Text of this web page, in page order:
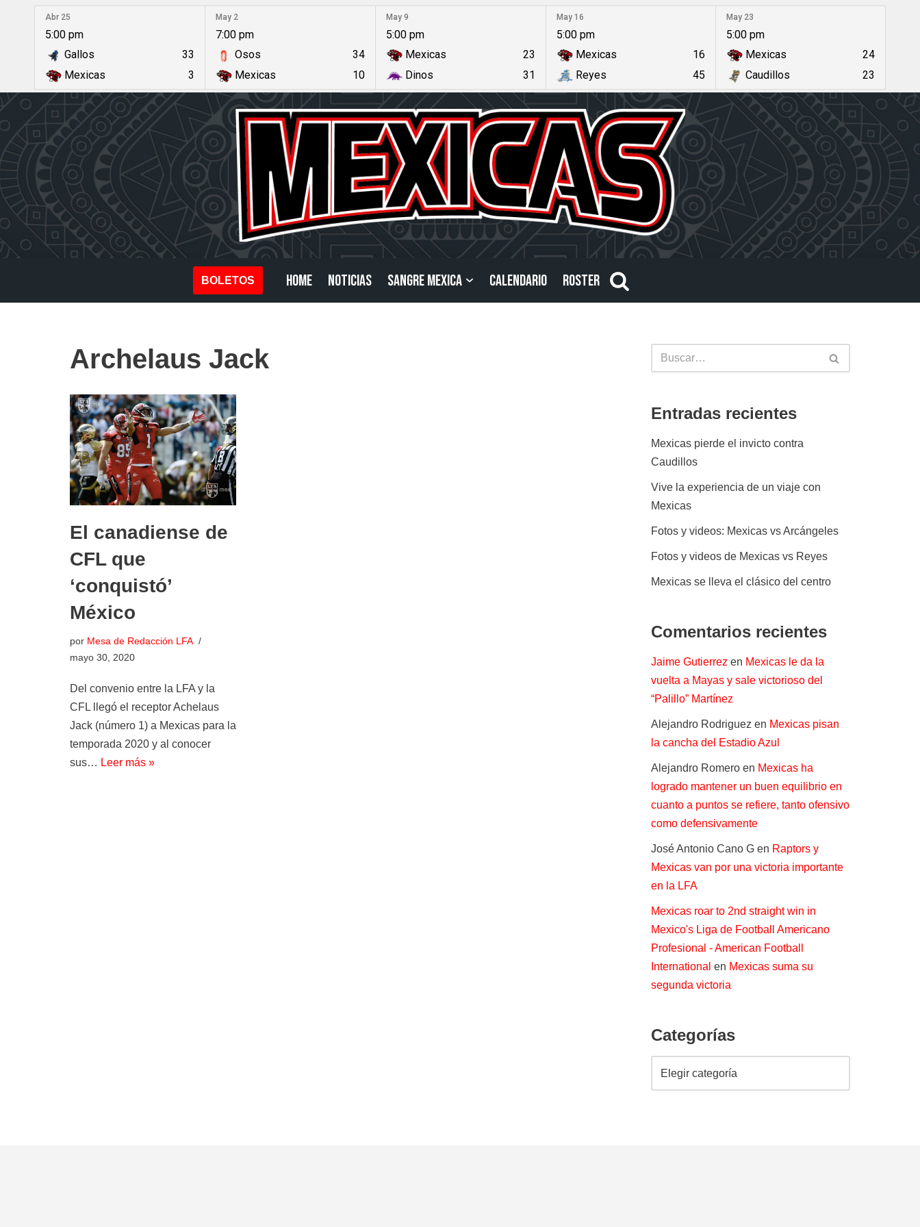
contenido
Abr 25
5:00 pm
Gallos
33
Mexicas
3
May 2
7:00 pm
Osos
34
Mexicas
10
May 9
5:00 pm
Mexicas
23
Dinos
31
May 16
5:00 pm
Mexicas
16
Reyes
45
May 23
5:00 pm
Mexicas
24
Caudillos
23
BOLETOS HOME NOTICIAS SANGRE MEXICA CALENDARIO ROSTER
Archelaus Jack
El canadiense de
CFL que
‘conquistó’
México
por Mesa de Redacción LFA
mayo 30, 2020
Del convenio entre la LFA y la
CFL llegó el receptor Achelaus
Jack (número 1) a Mexicas para la
temporada 2020 y al conocer
sus… Leer más »
Entradas recientes
Mexicas pierde el invicto contra
Caudillos
Vive la experiencia de un viaje con
Mexicas
Fotos y videos: Mexicas vs Arcángeles
Fotos y videos de Mexicas vs Reyes
Mexicas se lleva el clásico del centro
Comentarios recientes
Jaime Gutierrez en Mexicas le da la
vuelta a Mayas y sale victorioso del
“Palillo” Martínez
Alejandro Rodriguez en Mexicas pisan
la cancha del Estadio Azul
Alejandro Romero en Mexicas ha
logrado mantener un buen equilibrio en
cuanto a puntos se refiere, tanto ofensivo
como defensivamente
José Antonio Cano G en Raptors y
Mexicas van por una victoria importante
en la LFA
Mexicas roar to 2nd straight win in
Mexico's Liga de Football Americano
Profesional - American Football
International en Mexicas suma su
segunda victoria
Categorías